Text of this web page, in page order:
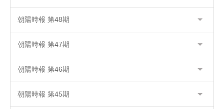
朝陽時報 第48期
朝陽時報 第47期
朝陽時報 第46期
朝陽時報 第45期